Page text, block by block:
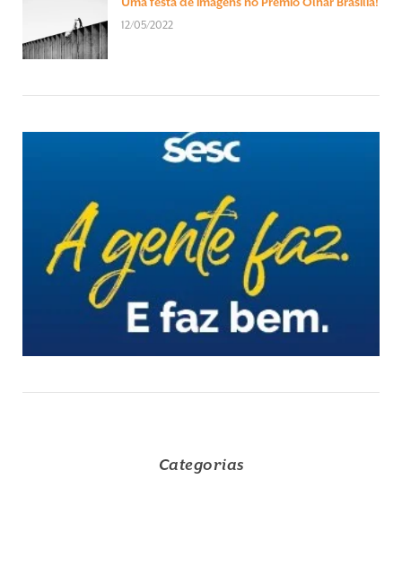
12/05/2022
Categorias